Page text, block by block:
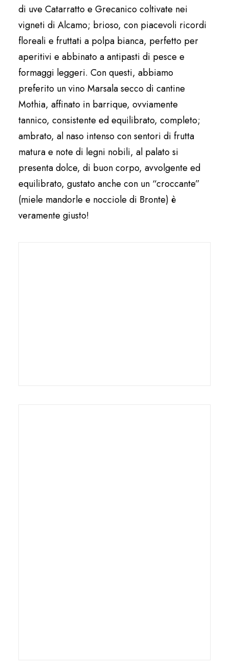
di uve Catarratto e Grecanico coltivate nei
vigneti di Alcamo; brioso, con piacevoli ricordi
floreali e fruttati a polpa bianca, perfetto per
aperitivi e abbinato a antipasti di pesce e
formaggi leggeri. Con questi, abbiamo
preferito un vino Marsala secco di cantine
Mothia, affinato in barrique, ovviamente
tannico, consistente ed equilibrato, completo;
ambrato, al naso intenso con sentori di frutta
matura e note di legni nobili, al palato si
presenta dolce, di buon corpo, avvolgente ed
equilibrato, gustato anche con un “croccante”
(miele mandorle e nocciole di Bronte) è
veramente giusto!